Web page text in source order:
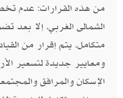
من هذه القرارات: عدم
الشمالى الغربي، إلا
متكامل، يتم إقرار من
ومعايير جديدة لتسعير
الإسكان والمرافق